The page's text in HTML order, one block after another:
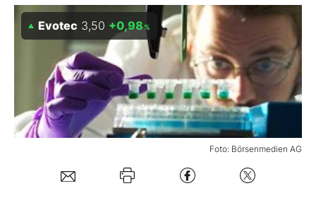
BO-Musterdepots
Experten
Mein B:O
Foto: Börsenmedien AG
Evotec 3,50 +0,98%